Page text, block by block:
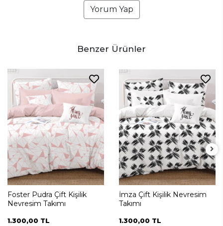
Yorum Yap
Benzer Ürünler
Foster Pudra Çift Kişilik
Nevresim Takımı
1.300,00 TL
İmza Çift Kişilik Nevresim
Takımı
1.300,00 TL